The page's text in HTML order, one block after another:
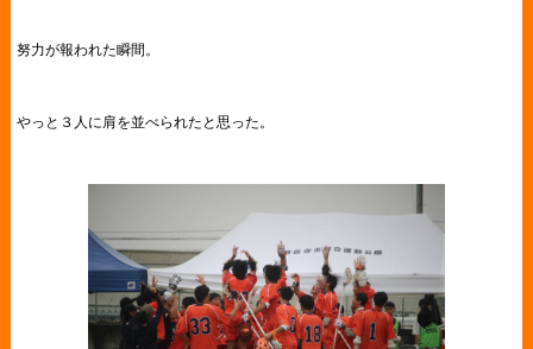
努力が報われた瞬間。
やっと３人に肩を並べられたと思った。